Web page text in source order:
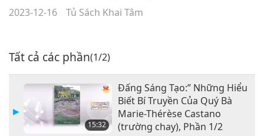
2023-12-16 Tủ Sách Khai Tâm
Tất cả các phần(1/2)
15:32
Đấng Sáng Tạo:” Những Hiểu
Biết Bí Truyền Của Quý Bà
Marie-Thérèse Castano
(trường chay), Phần 1/2